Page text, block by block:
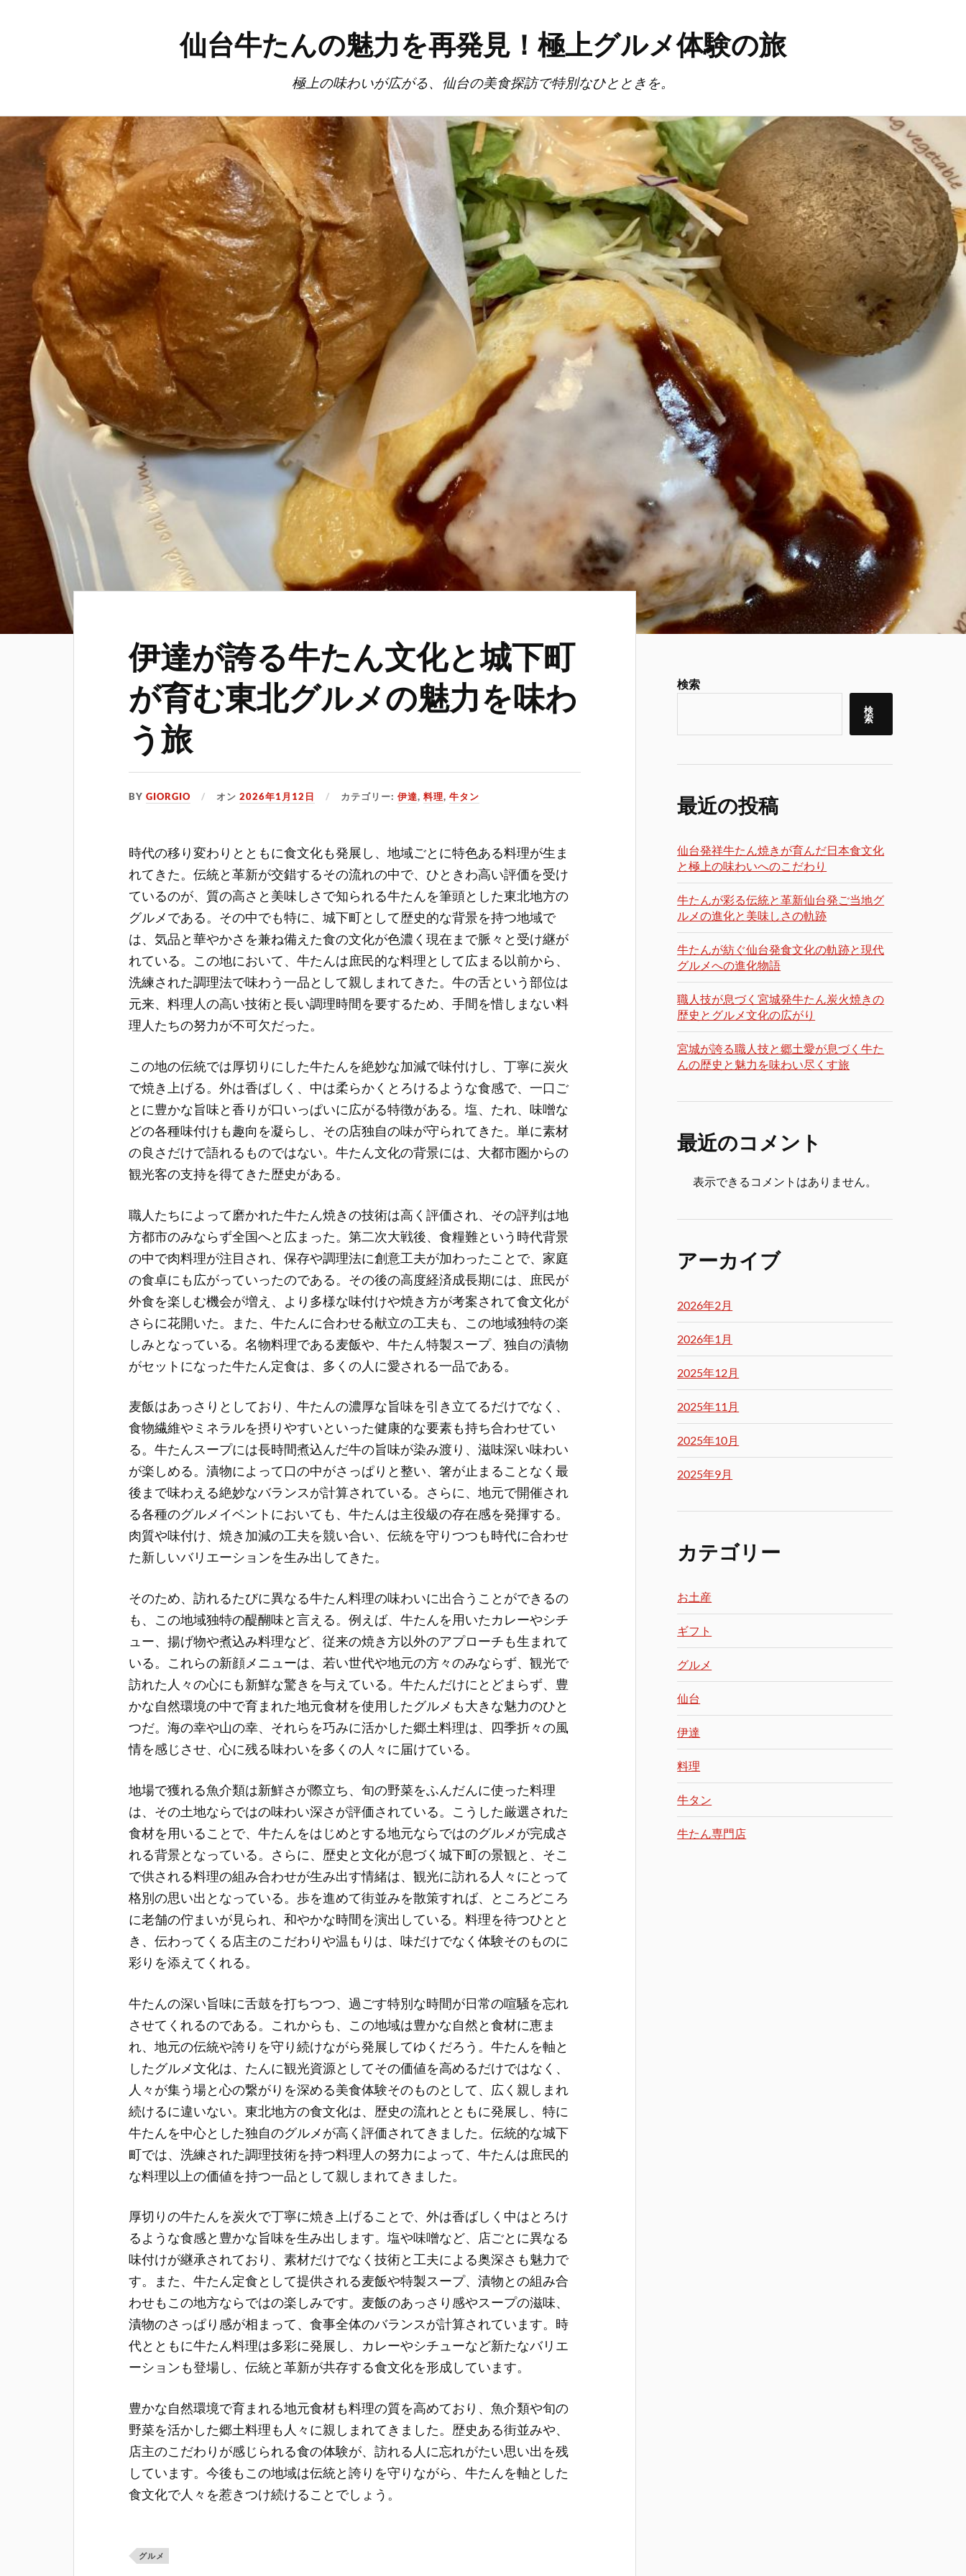
仙台牛たんの魅力を再発見！極上グルメ体験の旅
極上の味わいが広がる、仙台の美食探訪で特別なひとときを。
伊達が誇る牛たん文化と城下町
が育む東北グルメの魅力を味わ
う旅
BYGIORGIO オン2026年1月12日 カテゴリー:伊達,料理,牛タン
時代の移り変わりとともに食文化も発展し、地域ごとに特色ある料理が生ま
れてきた。伝統と革新が交錯するその流れの中で、ひときわ高い評価を受け
ているのが、質の高さと美味しさで知られる牛たんを筆頭とした東北地方の
グルメである。その中でも特に、城下町として歴史的な背景を持つ地域で
は、気品と華やかさを兼ね備えた食の文化が色濃く現在まで脈々と受け継が
れている。この地において、牛たんは庶民的な料理として広まる以前から、
洗練された調理法で味わう一品として親しまれてきた。牛の舌という部位は
元来、料理人の高い技術と長い調理時間を要するため、手間を惜しまない料
理人たちの努力が不可欠だった。
この地の伝統では厚切りにした牛たんを絶妙な加減で味付けし、丁寧に炭火
で焼き上げる。外は香ばしく、中は柔らかくとろけるような食感で、一口ご
とに豊かな旨味と香りが口いっぱいに広がる特徴がある。塩、たれ、味噌な
どの各種味付けも趣向を凝らし、その店独自の味が守られてきた。単に素材
の良さだけで語れるものではない。牛たん文化の背景には、大都市圏からの
観光客の支持を得てきた歴史がある。
職人たちによって磨かれた牛たん焼きの技術は高く評価され、その評判は地
方都市のみならず全国へと広まった。第二次大戦後、食糧難という時代背景
の中で肉料理が注目され、保存や調理法に創意工夫が加わったことで、家庭
の食卓にも広がっていったのである。その後の高度経済成長期には、庶民が
外食を楽しむ機会が増え、より多様な味付けや焼き方が考案されて食文化が
さらに花開いた。また、牛たんに合わせる献立の工夫も、この地域独特の楽
しみとなっている。名物料理である麦飯や、牛たん特製スープ、独自の漬物
がセットになった牛たん定食は、多くの人に愛される一品である。
麦飯はあっさりとしており、牛たんの濃厚な旨味を引き立てるだけでなく、
食物繊維やミネラルを摂りやすいといった健康的な要素も持ち合わせてい
る。牛たんスープには長時間煮込んだ牛の旨味が染み渡り、滋味深い味わい
が楽しめる。漬物によって口の中がさっぱりと整い、箸が止まることなく最
後まで味わえる絶妙なバランスが計算されている。さらに、地元で開催され
る各種のグルメイベントにおいても、牛たんは主役級の存在感を発揮する。
肉質や味付け、焼き加減の工夫を競い合い、伝統を守りつつも時代に合わせ
た新しいバリエーションを生み出してきた。
そのため、訪れるたびに異なる牛たん料理の味わいに出合うことができるの
も、この地域独特の醍醐味と言える。例えば、牛たんを用いたカレーやシチ
ュー、揚げ物や煮込み料理など、従来の焼き方以外のアプローチも生まれて
いる。これらの新顔メニューは、若い世代や地元の方々のみならず、観光で
訪れた人々の心にも新鮮な驚きを与えている。牛たんだけにとどまらず、豊
かな自然環境の中で育まれた地元食材を使用したグルメも大きな魅力のひと
つだ。海の幸や山の幸、それらを巧みに活かした郷土料理は、四季折々の風
情を感じさせ、心に残る味わいを多くの人々に届けている。
地場で獲れる魚介類は新鮮さが際立ち、旬の野菜をふんだんに使った料理
は、その土地ならではの味わい深さが評価されている。こうした厳選された
食材を用いることで、牛たんをはじめとする地元ならではのグルメが完成さ
れる背景となっている。さらに、歴史と文化が息づく城下町の景観と、そこ
で供される料理の組み合わせが生み出す情緒は、観光に訪れる人々にとって
格別の思い出となっている。歩を進めて街並みを散策すれば、ところどころ
に老舗の佇まいが見られ、和やかな時間を演出している。料理を待つひとと
き、伝わってくる店主のこだわりや温もりは、味だけでなく体験そのものに
彩りを添えてくれる。
牛たんの深い旨味に舌鼓を打ちつつ、過ごす特別な時間が日常の喧騒を忘れ
させてくれるのである。これからも、この地域は豊かな自然と食材に恵ま
れ、地元の伝統や誇りを守り続けながら発展してゆくだろう。牛たんを軸と
したグルメ文化は、たんに観光資源としてその価値を高めるだけではなく、
人々が集う場と心の繋がりを深める美食体験そのものとして、広く親しまれ
続けるに違いない。東北地方の食文化は、歴史の流れとともに発展し、特に
牛たんを中心とした独自のグルメが高く評価されてきました。伝統的な城下
町では、洗練された調理技術を持つ料理人の努力によって、牛たんは庶民的
な料理以上の価値を持つ一品として親しまれてきました。
厚切りの牛たんを炭火で丁寧に焼き上げることで、外は香ばしく中はとろけ
るような食感と豊かな旨味を生み出します。塩や味噌など、店ごとに異なる
味付けが継承されており、素材だけでなく技術と工夫による奥深さも魅力で
す。また、牛たん定食として提供される麦飯や特製スープ、漬物との組み合
わせもこの地方ならではの楽しみです。麦飯のあっさり感やスープの滋味、
漬物のさっぱり感が相まって、食事全体のバランスが計算されています。時
代とともに牛たん料理は多彩に発展し、カレーやシチューなど新たなバリエ
ーションも登場し、伝統と革新が共存する食文化を形成しています。
豊かな自然環境で育まれる地元食材も料理の質を高めており、魚介類や旬の
野菜を活かした郷土料理も人々に親しまれてきました。歴史ある街並みや、
店主のこだわりが感じられる食の体験が、訪れる人に忘れがたい思い出を残
しています。今後もこの地域は伝統と誇りを守りながら、牛たんを軸とした
食文化で人々を惹きつけ続けることでしょう。
グルメ
検索
検
索
最近の投稿
仙台発祥牛たん焼きが育んだ日本食文化
と極上の味わいへのこだわり
牛たんが彩る伝統と革新仙台発ご当地グ
ルメの進化と美味しさの軌跡
牛たんが紡ぐ仙台発食文化の軌跡と現代
グルメへの進化物語
職人技が息づく宮城発牛たん炭火焼きの
歴史とグルメ文化の広がり
宮城が誇る職人技と郷土愛が息づく牛た
んの歴史と魅力を味わい尽くす旅
最近のコメント
表示できるコメントはありません。
アーカイブ
2026年2月
2026年1月
2025年12月
2025年11月
2025年10月
2025年9月
カテゴリー
お土産
ギフト
グルメ
仙台
伊達
料理
牛タン
牛たん専門店